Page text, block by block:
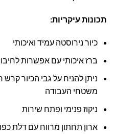
תכונות עיקריות:
כיור נירוסטה עמיד ואיכותי
ברז איכותי עם אפשרות
ניתן להניח על גבי הכיור
משטחי העבודה
ניקוז פנימי ופתח שירות
ארון תחתון מרווח עם דלת